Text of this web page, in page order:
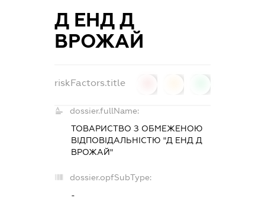
Д ЕНД Д
ВРОЖАЙ
riskFactors.title
dossier.fullName:
ТОВАРИСТВО З ОБМЕЖЕНОЮ
ВІДПОВІДАЛЬНІСТЮ "Д ЕНД Д
ВРОЖАЙ"
dossier.opfSubType:
-